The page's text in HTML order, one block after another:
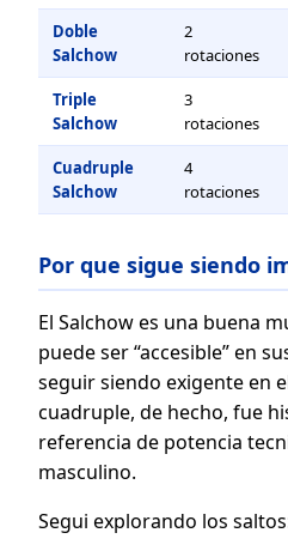
Doble
Salchow
2
rotaciones
Triple
Salchow
3
rotaciones
Cuadruple
Salchow
4
rotaciones
Por que sigue siendo
El Salchow es una buena
puede ser “accesible” en
seguir siendo exigente en
cuadruple, de hecho, fue
referencia de potencia
masculino.
Segui explorando los